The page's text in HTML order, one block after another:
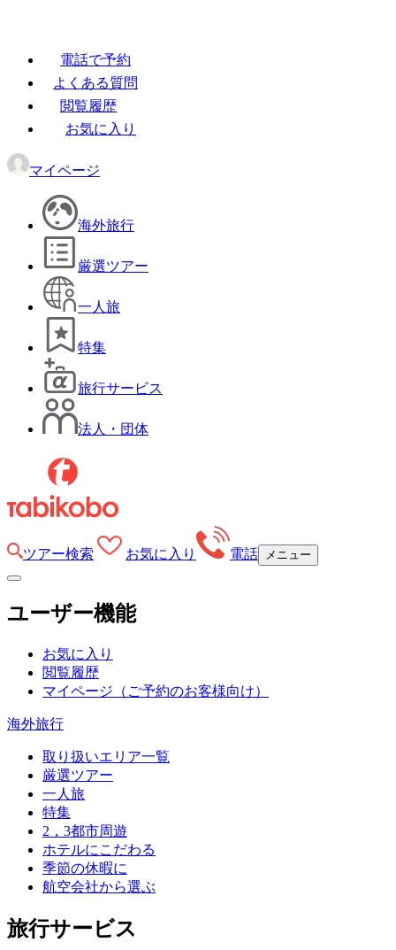
電話で予約
よくある質問
閲覧履歴
お気に入り
マイページ
海外旅行
厳選ツアー
一人旅
特集
旅行サービス
法人・団体
ツアー検索 お気に入り 電話 メニュー
ユーザー機能
お気に入り
閲覧履歴
マイページ （ご予約のお客様向け）
海外旅行
取り扱いエリア一覧
厳選ツアー
一人旅
特集
2，3都市周遊
ホテルにこだわる
季節の休暇に
航空会社から選ぶ
旅行サービス